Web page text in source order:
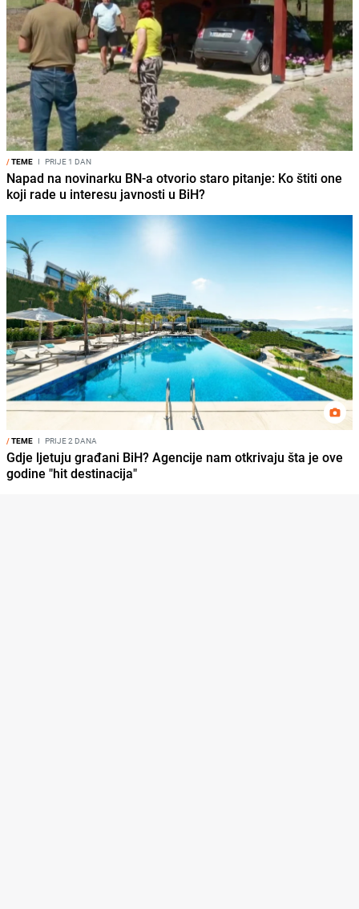
/TEME I PRIJE 1 DAN
Napad na novinarku BN-a otvorio staro pitanje: Ko štiti one
koji rade u interesu javnosti u BiH?
/TEME I PRIJE 2 DANA
Gdje ljetuju građani BiH? Agencije nam otkrivaju šta je ove
godine "hit destinacija"